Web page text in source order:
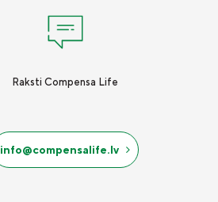
Raksti Compensa Life
info@compensalife.lv